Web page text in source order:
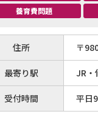
養育費問題
住所 〒
最寄り駅 JR・
受付時間 平日